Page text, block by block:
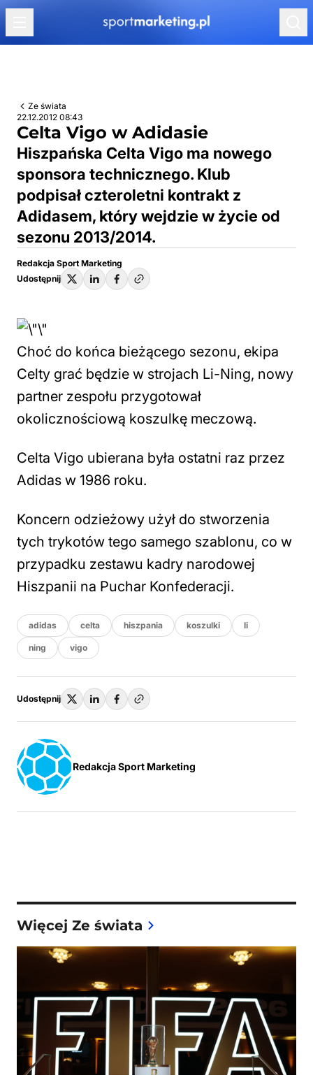
Przejdź do treści
Ze świata
22.12.2012 08:43
Celta Vigo w Adidasie
Hiszpańska Celta Vigo ma nowego
sponsora technicznego. Klub
podpisał czteroletni kontrakt z
Adidasem, który wejdzie w życie od
sezonu 2013/2014.
Redakcja Sport Marketing
Udostępnij
Choć do końca bieżącego sezonu, ekipa
Celty grać będzie w strojach Li-Ning, nowy
partner zespołu przygotował
okolicznościową koszulkę meczową.
Celta Vigo ubierana była ostatni raz przez
Adidas w 1986 roku.
Koncern odzieżowy użył do stworzenia
tych trykotów tego samego szablonu, co w
przypadku zestawu kadry narodowej
Hiszpanii na Puchar Konfederacji.
adidas celta hiszpania koszulki li
ning vigo
Udostępnij
Redakcja Sport Marketing
Więcej Ze świata